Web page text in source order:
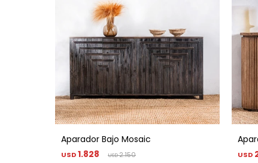
Aparador Bajo Mosaic
USD1.828 USD2.150 USD